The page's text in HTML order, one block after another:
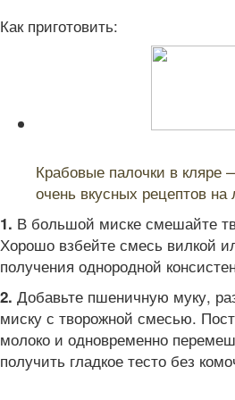
Как приготовить:
Крабовые палочки в
очень вкусных рецептов
1. В большой миске смешайте
Хорошо взбейте смесь вилкой
получения однородной
2. Добавьте пшеничную муку,
миску с творожной смесью.
молоко и одновременно
получить гладкое тесто без